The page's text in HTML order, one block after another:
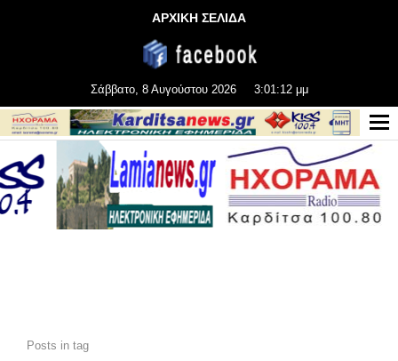
ΑΡΧΙΚΗ ΣΕΛΙΔΑ
Σάββατο, 8 Αυγούστου 2026 3:01:14 μμ
Posts in tag